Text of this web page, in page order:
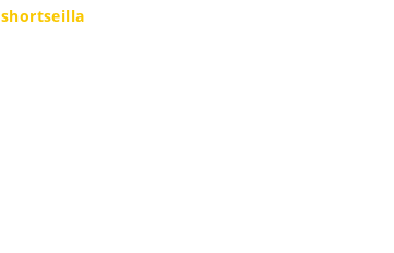
shortseilla